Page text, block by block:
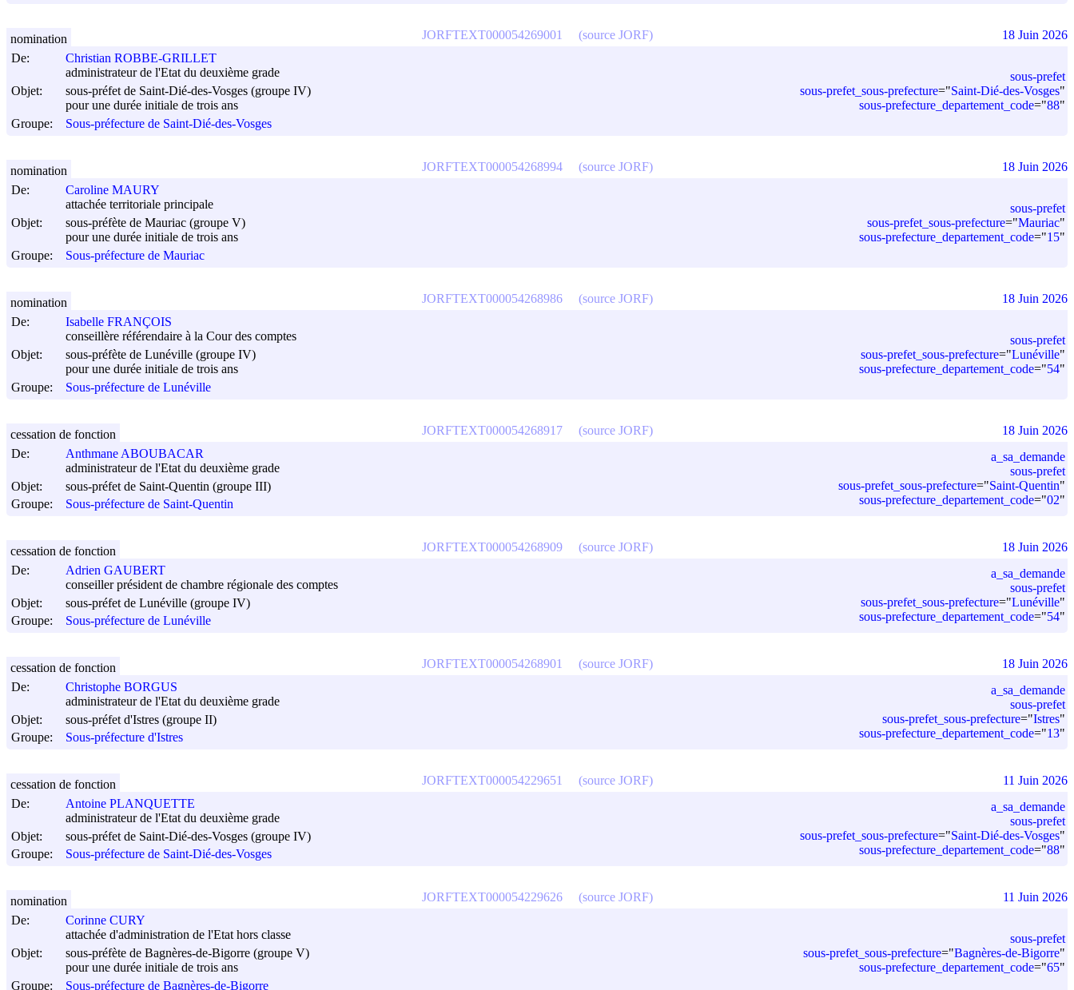
De:
Christian ROBBE-GRILLET
administrateur de l'Etat du deuxième grade
Objet:
sous-préfet de Saint-Dié-des-Vosges (groupe IV)
pour une durée initiale de trois ans
Groupe:
Sous-préfecture de Saint-Dié-des-Vosges
sous-prefet
sous-prefet_sous-prefecture="Saint-Dié-des-Vosges"
sous-prefecture_departement_code="88"
JORFTEXT000054269001 (source JORF)
nomination 18 Juin 2026
De:
Caroline MAURY
attachée territoriale principale
Objet:
sous-préfète de Mauriac (groupe V)
pour une durée initiale de trois ans
Groupe:
Sous-préfecture de Mauriac
sous-prefet
sous-prefet_sous-prefecture="Mauriac"
sous-prefecture_departement_code="15"
JORFTEXT000054268994 (source JORF)
nomination 18 Juin 2026
De:
Isabelle FRANÇOIS
conseillère référendaire à la Cour des comptes
Objet:
sous-préfète de Lunéville (groupe IV)
pour une durée initiale de trois ans
Groupe:
Sous-préfecture de Lunéville
sous-prefet
sous-prefet_sous-prefecture="Lunéville"
sous-prefecture_departement_code="54"
JORFTEXT000054268986 (source JORF)
nomination 18 Juin 2026
De:
Anthmane ABOUBACAR
administrateur de l'Etat du deuxième grade
Objet:
sous-préfet de Saint-Quentin (groupe III)
Groupe:
Sous-préfecture de Saint-Quentin
a_sa_demande
sous-prefet
sous-prefet_sous-prefecture="Saint-Quentin"
sous-prefecture_departement_code="02"
JORFTEXT000054268917 (source JORF)
cessation de fonction 18 Juin 2026
De:
Adrien GAUBERT
conseiller président de chambre régionale des comptes
Objet:
sous-préfet de Lunéville (groupe IV)
Groupe:
Sous-préfecture de Lunéville
a_sa_demande
sous-prefet
sous-prefet_sous-prefecture="Lunéville"
sous-prefecture_departement_code="54"
JORFTEXT000054268909 (source JORF)
cessation de fonction 18 Juin 2026
De:
Christophe BORGUS
administrateur de l'Etat du deuxième grade
Objet:
sous-préfet d'Istres (groupe II)
Groupe:
Sous-préfecture d'Istres
a_sa_demande
sous-prefet
sous-prefet_sous-prefecture="Istres"
sous-prefecture_departement_code="13"
JORFTEXT000054268901 (source JORF)
cessation de fonction 18 Juin 2026
De:
Antoine PLANQUETTE
administrateur de l'Etat du deuxième grade
Objet:
sous-préfet de Saint-Dié-des-Vosges (groupe IV)
Groupe:
Sous-préfecture de Saint-Dié-des-Vosges
a_sa_demande
sous-prefet
sous-prefet_sous-prefecture="Saint-Dié-des-Vosges"
sous-prefecture_departement_code="88"
JORFTEXT000054229651 (source JORF)
cessation de fonction 11 Juin 2026
De:
Corinne CURY
attachée d'administration de l'Etat hors classe
Objet:
sous-préfète de Bagnères-de-Bigorre (groupe V)
pour une durée initiale de trois ans
Groupe:
Sous-préfecture de Bagnères-de-Bigorre
sous-prefet
sous-prefet_sous-prefecture="Bagnères-de-Bigorre"
sous-prefecture_departement_code="65"
JORFTEXT000054229626 (source JORF)
nomination 11 Juin 2026